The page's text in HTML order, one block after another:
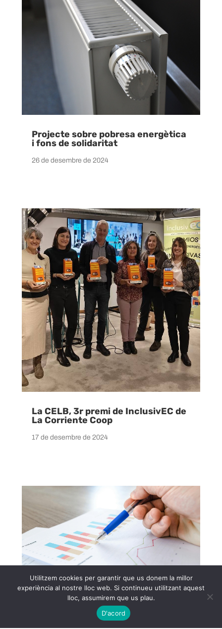
Projecte sobre pobresa energètica
i fons de solidaritat
26 de desembre de 2024
La CELB, 3r premi de InclusivEC de
La Corriente Coop
17 de desembre de 2024
Quina és la situació energètica del
Utilitzem cookies per garantir que us donem la millor
experiència al nostre lloc web. Si continueu utilitzant aquest
lloc, assumirem que us plau.
D'acord